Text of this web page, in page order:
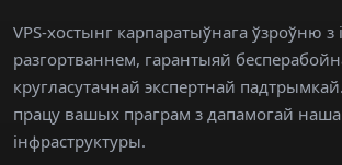
VPS-хостынг карпаратыўнага ўзроўню
разгортваннем, гарантыяй
кругласутачнай экспертнай
працу вашых праграм з дапамогай
інфраструктуры.